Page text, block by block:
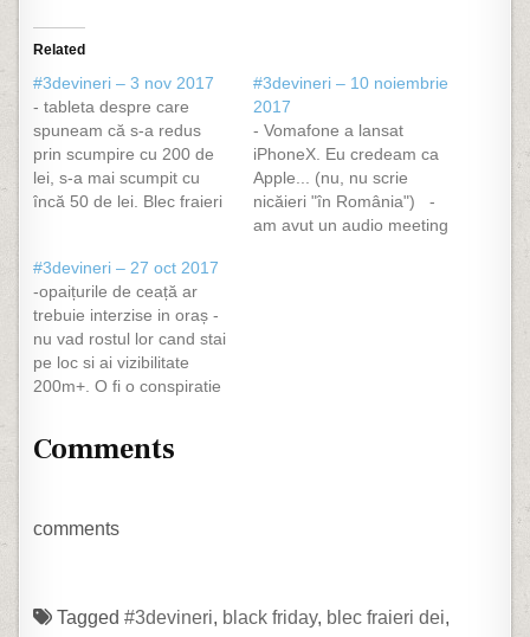
Related
#3devineri – 3 nov 2017
- tableta despre care
spuneam că s-a redus
prin scumpire cu 200 de
lei, s-a mai scumpit cu
încă 50 de lei. Blec fraieri
sistem englezesc. Banda
I este mereu libera, pe
banda II este înghesuială
și ceartă. O fi…
#3devineri – 10 noiembrie
2017
- Vomafone a lansat
iPhoneX. Eu credeam ca
Apple... (nu, nu scrie
nicăieri "în România") -
‎am avut un audio meeting
#3devineri – 27 oct 2017
-opaițurile de ceață ar
trebuie interzise in oraș -
nu vad rostul lor cand stai
pe loc si ai vizibilitate
200m+. O fi o conspiratie
tabletele azi. Urmaream
Noi sa fim sanatosi...…
Comments
comments
Tagged#3devineri, black friday, blec fraieri dei,